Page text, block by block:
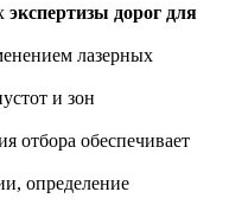
экспертизы дорог для
лазерных
и зон
отбора обеспечивает
определение